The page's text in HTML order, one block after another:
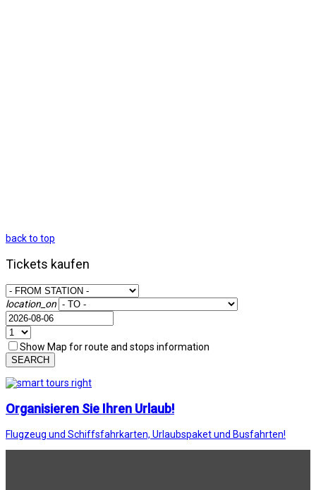
back to top
Tickets kaufen
location_on
Show Map for route and stops information
SEARCH
Organisieren Sie Ihren Urlaub!
Flugzeug und Schiffsfahrkarten, Urlaubspaket und Busfahrten!